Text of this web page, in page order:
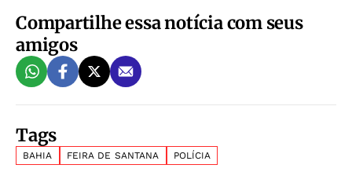
Compartilhe essa notícia com seus
amigos
Tags
BAHIA FEIRA DE SANTANA POLÍCIA